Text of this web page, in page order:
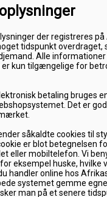
der registreres
tidspunkt overdraget,
Alle informationer
er kun tilgængelige for
betaling bruges
Det er
såkaldte cookies til
er blot betegnelsen
eller mobiltelefon. Vi
eksempel huske, hvilke
handler online hos
systemet gemme
man på et senere